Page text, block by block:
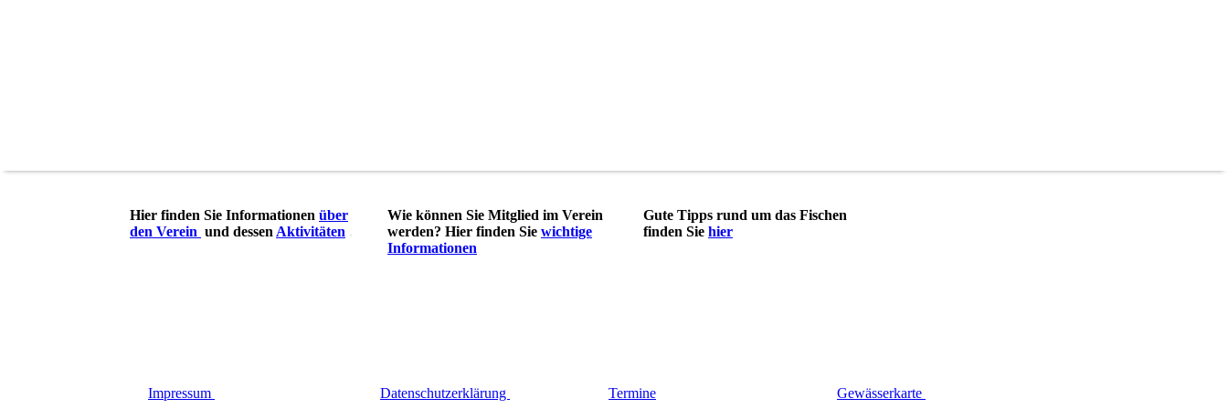
Hier finden Sie Informationen über
den Verein und dessen Aktivitäten
Wie können Sie Mitglied im Verein
werden? Hier finden Sie wichtige
Informationen
Gute Tipps rund um das Fischen
finden Sie hier
Impressum Datenschutzerklärung Termine Gewässerkarte